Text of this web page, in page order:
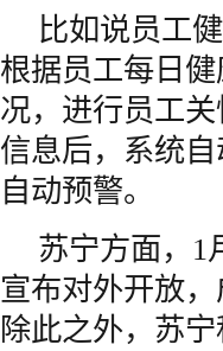
比如说员工
根据员工每日
况，进行员工
信息后，系统
自动预警。
苏宁方面，1
宣布对外开放
除此之外，苏